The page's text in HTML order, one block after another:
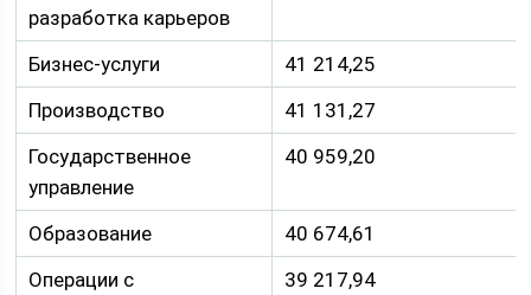
разработка карьеров
Бизнес-услуги
41 214,25
Производство
41 131,27
Государственное
управление
40 959,20
Образование
40 674,61
Операции с
39 217,94